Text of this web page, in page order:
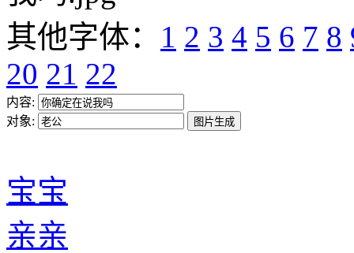
其他字体： 1 2 3 4 5 6 7 8
20 21 22
内容:
对象:
宝宝
亲亲